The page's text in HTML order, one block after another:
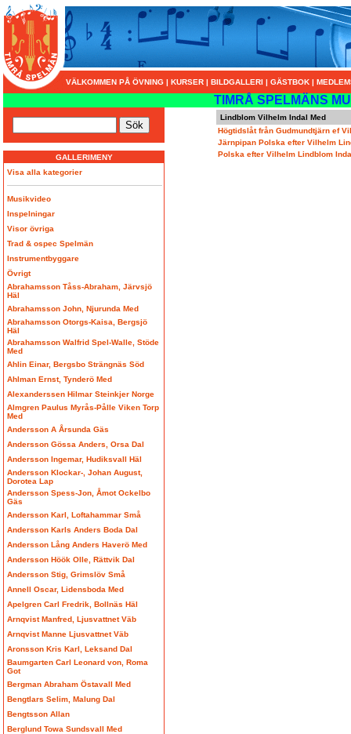
VÄLKOMMEN PÅ ÖVNING | KURSER | BILDGALLERI | GÄSTBOK |
TIMRÅ SPELMÄNS
GALLERIMENY
Visa alla kategorier
Musikvideo
Inspelningar
Visor övriga
Trad & ospec Spelmän
Instrumentbyggare
Övrigt
Abrahamsson Tåss-Abraham, Järvsjö
Häl
Abrahamsson John, Njurunda Med
Abrahamsson Otorgs-Kaisa, Bergsjö
Häl
Abrahamsson Walfrid Spel-Walle, Stöde
Med
Ahlin Einar, Bergsbo Strängnäs Söd
Ahlman Ernst, Tynderö Med
Alexanderssen Hilmar Steinkjer Norge
Almgren Paulus Myrås-Pålle Viken Torp
Med
Andersson A Årsunda Gäs
Andersson Gössa Anders, Orsa Dal
Andersson Ingemar, Hudiksvall Häl
Andersson Klockar-, Johan August,
Dorotea Lap
Andersson Spess-Jon, Åmot Ockelbo
Gäs
Andersson Karl, Loftahammar Små
Andersson Karls Anders Boda Dal
Andersson Lång Anders Haverö Med
Andersson Höök Olle, Rättvik Dal
Andersson Stig, Grimslöv Små
Annell Oscar, Lidensboda Med
Apelgren Carl Fredrik, Bollnäs Häl
Arnqvist Manfred, Ljusvattnet Väb
Arnqvist Manne Ljusvattnet Väb
Aronsson Kris Karl, Leksand Dal
Baumgarten Carl Leonard von, Roma
Got
Bergman Abraham Östavall Med
Bengtlars Selim, Malung Dal
Bengtsson Allan
Berglund Towa Sundsvall Med
Lindblom Vilhelm Indal Med
Högtidslåt från Gudmundtjärn ef
Järnpipan Polska efter Vilhelm
Polska efter Vilhelm Lindblom